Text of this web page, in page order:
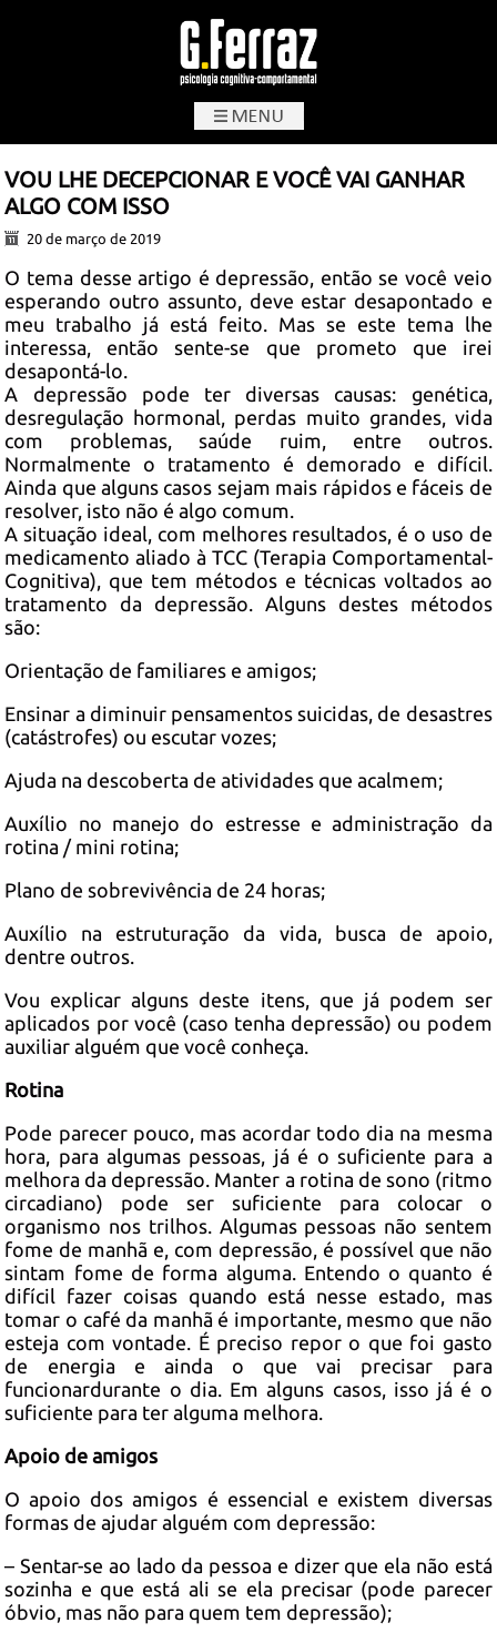
G.Ferraz
VOU LHE DECEPCIONAR E VOCÊ VAI GANHAR
ALGO COM ISSO
20 de março de 2019
O tema desse artigo é depressão, então se você veio
esperando outro assunto, deve estar desapontado e
meu trabalho já está feito. Mas se este tema lhe
interessa, então sente-se que prometo que irei
desapontá-lo.
A depressão pode ter diversas causas: genética,
desregulação hormonal, perdas muito grandes, vida
com problemas, saúde ruim, entre outros.
Normalmente o tratamento é demorado e difícil.
Ainda que alguns casos sejam mais rápidos e fáceis de
resolver, isto não é algo comum.
A situação ideal, com melhores resultados, é o uso de
medicamento aliado à TCC (Terapia Comportamental-
Cognitiva), que tem métodos e técnicas voltados ao
tratamento da depressão. Alguns destes métodos
são:
Orientação de familiares e amigos;
Ensinar a diminuir pensamentos suicidas, de desastres
(catástrofes) ou escutar vozes;
Ajuda na descoberta de atividades que acalmem;
Auxílio no manejo do estresse e administração da
rotina / mini rotina;
Plano de sobrevivência de 24 horas;
Auxílio na estruturação da vida, busca de apoio,
dentre outros.
Vou explicar alguns deste itens, que já podem ser
aplicados por você (caso tenha depressão) ou podem
auxiliar alguém que você conheça.
Rotina
Pode parecer pouco, mas acordar todo dia na mesma
hora, para algumas pessoas, já é o suficiente para a
melhora da depressão. Manter a rotina de sono (ritmo
circadiano) pode ser suficiente para colocar o
organismo nos trilhos. Algumas pessoas não sentem
fome de manhã e, com depressão, é possível que não
sintam fome de forma alguma. Entendo o quanto é
difícil fazer coisas quando está nesse estado, mas
tomar o café da manhã é importante, mesmo que não
esteja com vontade. É preciso repor o que foi gasto
de energia e ainda o que vai precisar para
funcionardurante o dia. Em alguns casos, isso já é o
suficiente para ter alguma melhora.
Apoio de amigos
O apoio dos amigos é essencial e existem diversas
formas de ajudar alguém com depressão:
– Sentar-se ao lado da pessoa e dizer que ela não está
sozinha e que está ali se ela precisar (pode parecer
óbvio, mas não para quem tem depressão);